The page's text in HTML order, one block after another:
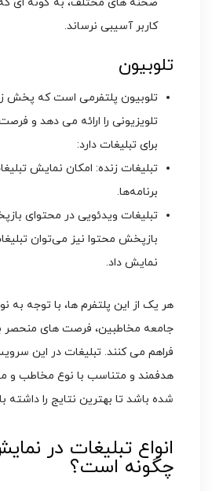
کاربر آسیبی نرساند.
تلوبیون
تلوبیون پلتفرمی است که پخش
تلویزیونی را ارائه می‌ دهد و
برای تبلیغات دارد:
تبلیغات زنده: امکان نمایش
برنامه‌ها.
تبلیغات ویدئویی در محتوای
بازپخش محتوا نیز می‌توان
نمایش داد.
هر یک از این پلتفرم‌ ها، با توجه به
جامعه مخاطبین، فرصت ‌های منحصر به‌
فراهم می‌ کنند. تبلیغات در این
هدفمند و متناسب با نوع مخاطب و
شده باشد تا بهترین نتایج را داشته
انواع تبلیغات در
چگونه است؟